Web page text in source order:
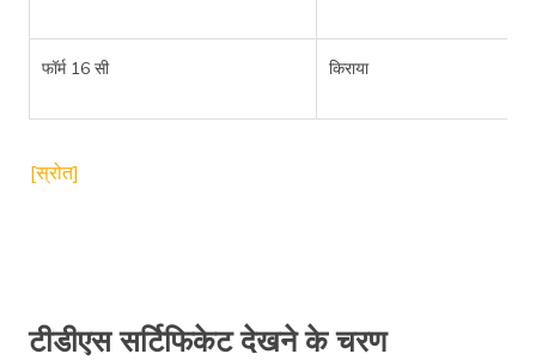
फॉर्म 16 सी किराया
[स्रोत]
टीडीएस सर्टिफिकेट देखने के चरण